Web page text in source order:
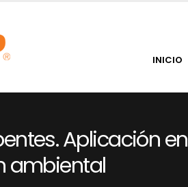
INICIO
Aplicación en
ambiental